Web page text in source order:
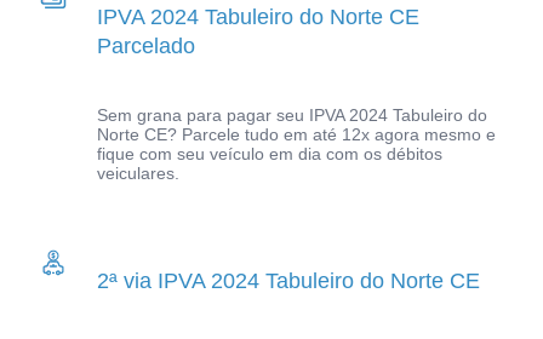
IPVA 2024 Tabuleiro do Norte CE
Parcelado
Sem grana para pagar seu IPVA 2024 Tabuleiro do
Norte CE? Parcele tudo em até 12x agora mesmo e
fique com seu veículo em dia com os débitos
veiculares.
2ª via IPVA 2024 Tabuleiro do Norte CE